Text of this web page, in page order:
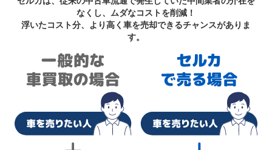
なくし、ムダなコストを削減！
浮いたコスト分、より高く車を売却できるチャンスがありま
す。